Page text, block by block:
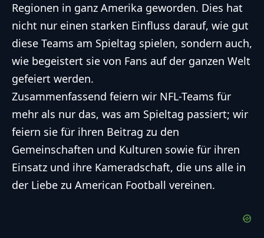
Regionen in ganz Amerika geworden. Dies hat
nicht nur einen starken Einfluss darauf, wie gut
diese Teams am Spieltag spielen, sondern auch,
wie begeistert sie von Fans auf der ganzen Welt
gefeiert werden.
Zusammenfassend feiern wir NFL-Teams für
mehr als nur das, was am Spieltag passiert; wir
feiern sie für ihren Beitrag zu den
Gemeinschaften und Kulturen sowie für ihren
Einsatz und ihre Kameradschaft, die uns alle in
der Liebe zu American Football vereinen.